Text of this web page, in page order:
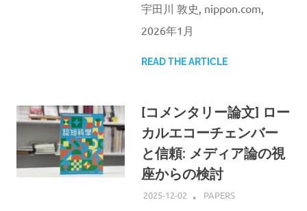
宇田川 敦史, nippon.com,
2026年1月
READ THE ARTICLE
[コメンタリー論文] ロー
カルエコーチェンバー
と信頼: メディア論の視
座からの検討
2025-12-02 ATSUSHI UDAGAWA
PAPERS